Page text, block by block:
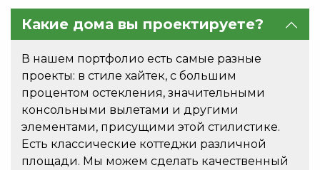
Какие дома вы проектируете?
В нашем портфолио есть самые разные
проекты: в стиле хайтек, с большим
процентом остекления, значительными
консольными вылетами и другими
элементами, присущими этой стилистике.
Есть классические коттеджи различной
площади. Мы можем сделать качественный